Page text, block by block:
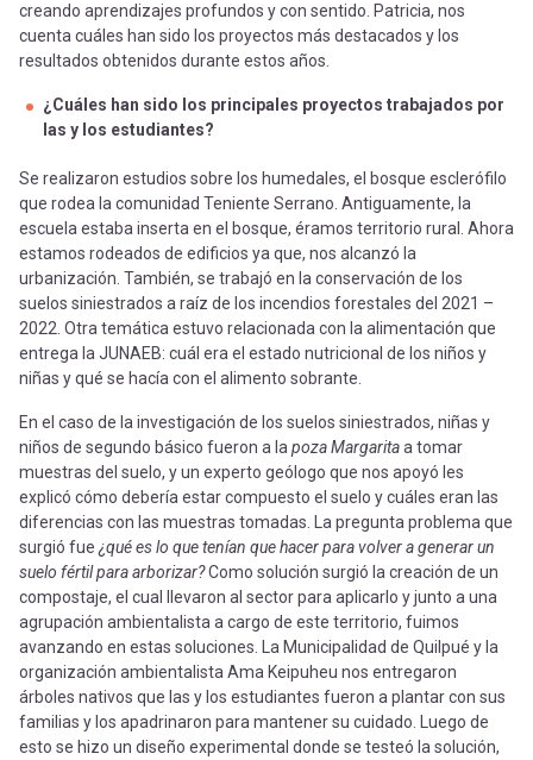
creando aprendizajes profundos y con sentido. Patricia, nos
cuenta cuáles han sido los proyectos más destacados y los
resultados obtenidos durante estos años.
¿Cuáles han sido los principales proyectos trabajados por
las y los estudiantes?
Se realizaron estudios sobre los humedales, el bosque esclerófilo
que rodea la comunidad Teniente Serrano. Antiguamente, la
escuela estaba inserta en el bosque, éramos territorio rural. Ahora
estamos rodeados de edificios ya que, nos alcanzó la
urbanización. También, se trabajó en la conservación de los
suelos siniestrados a raíz de los incendios forestales del 2021 –
2022. Otra temática estuvo relacionada con la alimentación que
entrega la JUNAEB: cuál era el estado nutricional de los niños y
niñas y qué se hacía con el alimento sobrante.
En el caso de la investigación de los suelos siniestrados, niñas y
niños de segundo básico fueron a lapoza Margaritaa tomar
muestras del suelo, y un experto geólogo que nos apoyó les
explicó cómo debería estar compuesto el suelo y cuáles eran las
diferencias con las muestras tomadas. La pregunta problema que
surgió fue¿qué es lo que tenían que hacer para volver a generar un
suelo fértil para arborizar?Como solución surgió la creación de un
compostaje, el cual llevaron al sector para aplicarlo y junto a una
agrupación ambientalista a cargo de este territorio, fuimos
avanzando en estas soluciones. La Municipalidad de Quilpué y la
organización ambientalista Ama Keipuheu nos entregaron
árboles nativos que las y los estudiantes fueron a plantar con sus
familias y los apadrinaron para mantener su cuidado. Luego de
esto se hizo un diseño experimental donde se testeó la solución,